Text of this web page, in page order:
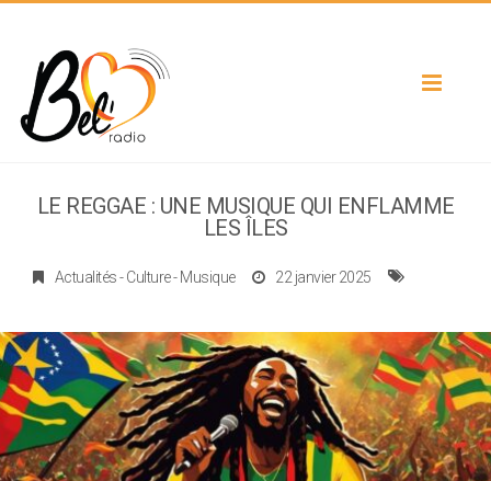
Toggle
LE REGGAE : UNE MUSIQUE QUI ENFLAMME
LES ÎLES
Actualités- Culture- Musique 22 janvier 2025